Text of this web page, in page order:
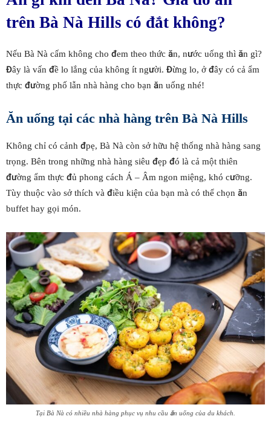
trên Bà Nà Hills có đắt không?
Nếu Bà Nà cấm không cho đem theo thức ăn, nước uống thì ăn gì?
Đây là vấn đề lo lắng của không ít người. Đừng lo, ở đây có cả ẩm
thực đường phố lẫn nhà hàng cho bạn ăn uống nhé!
Ăn uống tại các nhà hàng trên Bà Nà Hills
Không chỉ có cảnh đpẹ, Bà Nà còn sở hữu hệ thống nhà hàng sang
trọng. Bên trong những nhà hàng siêu đẹp đó là cả một thiên
đường ẩm thực đủ phong cách Á – Âm ngon miệng, khó cưỡng.
Tùy thuộc vào sở thích và điều kiện của bạn mà có thể chọn ăn
buffet hay gọi món.
Tại Bà Nà có nhiều nhà hàng phục vụ nhu cầu ăn uống của du khách.